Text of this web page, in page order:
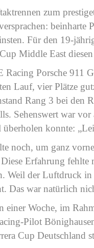
zum
Für den 19-
Middle East
Racing Porsche 911
Lauf, vier Plätze
Rang 3 bei den
Sehenswert war
überholen konnte:
noch, um ganz
Erfahrung
Weil der Luftdruck
Das war natürlich
einer Woche, im
Pilot
Cup Deutschland